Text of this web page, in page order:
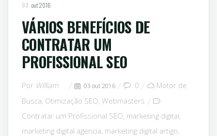
03 out 2016
VÁRIOS BENEFÍCIOS DE
CONTRATAR UM
PROFISSIONAL SEO
Por William 03 out 2016 0
Motor de
Busca, Otimização SEO, Webmasters
Contratar um Profissional SEO, marketing digital,
marketing digital agencia, marketing digital artigo,